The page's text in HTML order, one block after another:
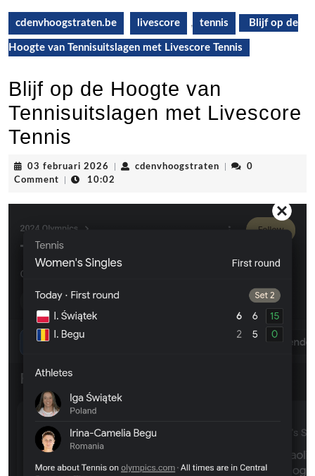
cdenvhoogstraten.be livescore , tennis Blijf op de
Hoogte van Tennisuitslagen met Livescore Tennis
Blijf op de Hoogte van
Tennisuitslagen met Livescore
Tennis
03 februari 2026 03
februari
cdenvhoogstraten cdenvhoogstraten
0
Comment
10:02